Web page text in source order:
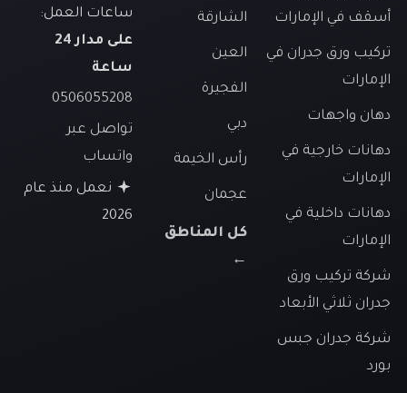
أسقف في الإمارات
تركيب ورق جدران في
الإمارات
دهان واجهات
دهانات خارجية في
الإمارات
دهانات داخلية في
الإمارات
شركة تركيب ورق
جدران ثلاثي الأبعاد
شركة جدران جبس
بورد
الشارقة
العين
الفجيرة
دبي
رأس الخيمة
عجمان
كل المناطق
←
ساعات العمل:
على مدار 24
ساعة
0506055208
تواصل عبر
واتساب
نعمل منذ عام
2026